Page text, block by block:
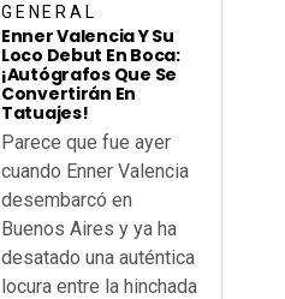
GENERAL
Enner Valencia Y Su
Loco Debut En Boca:
¡autógrafos Que Se
Convertirán En
Tatuajes!
Parece que fue ayer
cuando Enner Valencia
desembarcó en
Buenos Aires y ya ha
desatado una auténtica
locura entre la hinchada